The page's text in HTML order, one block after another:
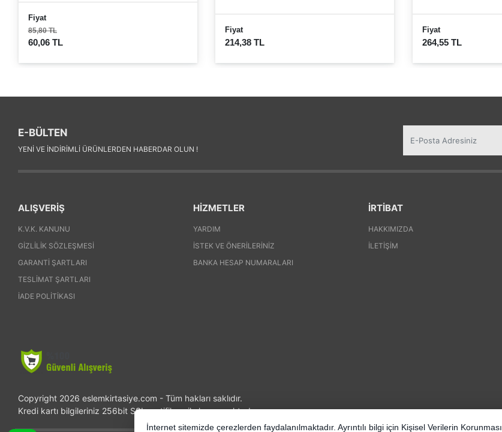
Fiyat
85,80 TL
60,06 TL
Fiyat
214,38 TL
Fiyat
264,55 TL
E-BÜLTEN
YENI VE INDIRIMLI ÜRÜNLERDEN HABERDAR OLUN !
ALIŞVERİŞ
K.V.K. KANUNU
GIZLILIK SÖZLEŞMESI
GARANTI ŞARTLARI
TESLIMAT ŞARTLARI
İADE POLITIKASI
HİZMETLER
YARDIM
İSTEK VE ÖNERILERINIZ
BANKA HESAP NUMARALARI
İRTİBAT
HAKKIMIZDA
İLETIŞIM
Copyright 2026 eslemkirtasiye.com - Tüm hakları saklıdır.
Kredi kartı bilgileriniz 256bit SSL sertifikası ile korunmaktadır.
İnternet sitemizde çerezlerden faydalanılmaktadır. Ayrıntılı bilgi için Kişisel Verilerin Korunması